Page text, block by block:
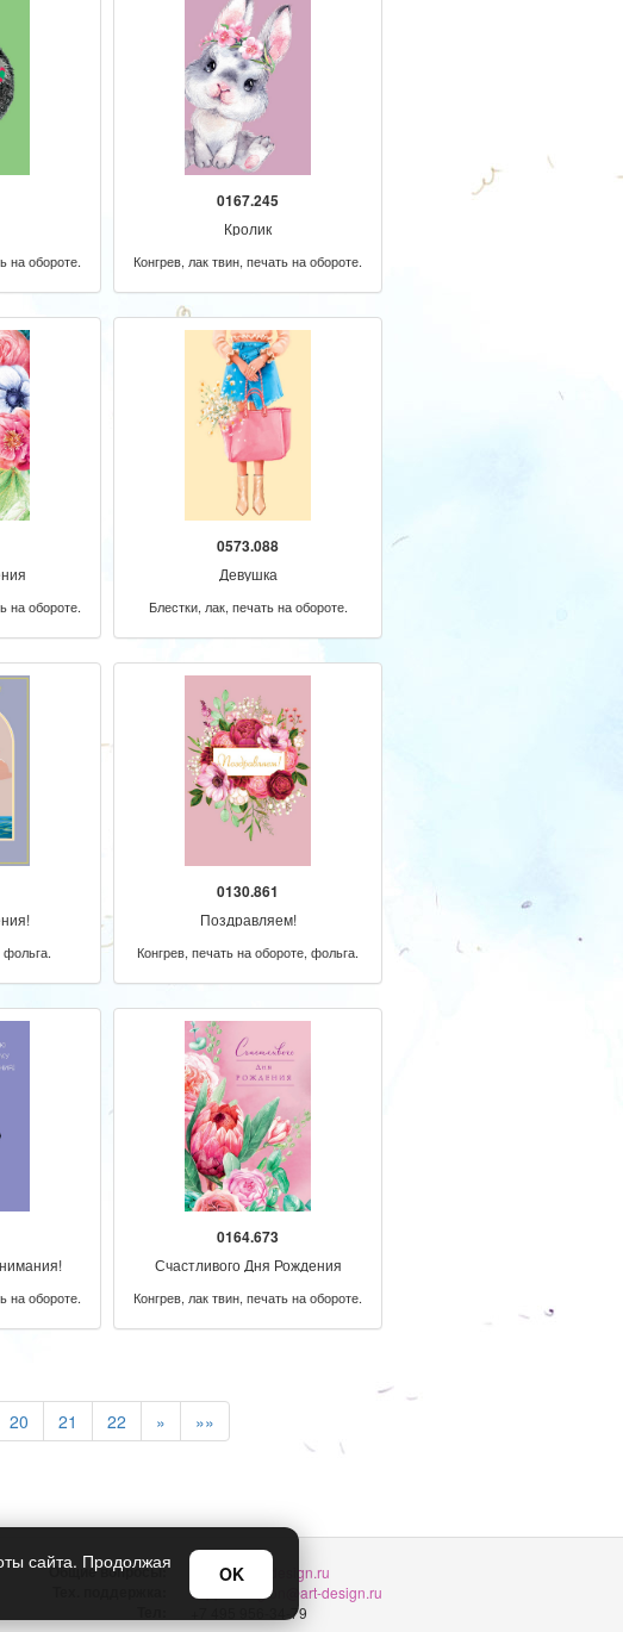
на обороте.
0167.245
Кролик
Конгрев, лак твин, печать на обороте.
на обороте.
0573.088
Девушка
Блестки, лак, печать на обороте.
фольга.
0130.861
Поздравляем!
Конгрев, печать на обороте, фольга.
на обороте.
0164.673
Счастливого Дня Рождения
Конгрев, лак твин, печать на обороте.
20 21 22 » »»
Общие вопросы: sellers@art-design.ru
support-region@art-design.ru
+7 495 956-34-79
сайта. Продолжая
OK